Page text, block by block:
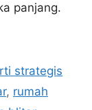
panjang.
strategis
, rumah